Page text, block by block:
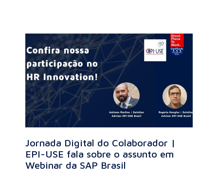
Jornada Digital do Colaborador |
EPI-USE fala sobre o assunto em
Webinar da SAP Brasil